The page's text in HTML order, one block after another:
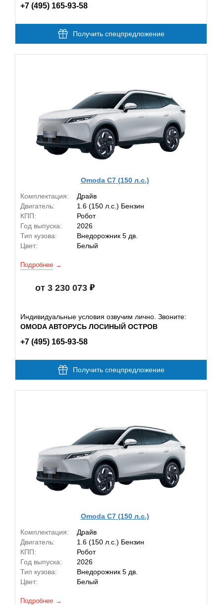
+7 (495) 165-93-58
Получить спецпредложение
Omoda C7 (150 л.с.)
Комплектация:
Драйв
Двигатель:
1.6 (150 л.с.) Бензин
КПП:
Робот
Год выпуска:
2026
Тип кузова:
Внедорожник 5 дв.
Цвет:
Белый
Подробнее
от 3 230 073
Индивидуальные условия озвучим лично. Звоните:
OMODA АВТОРУСЬ ЛОСИНЫЙ ОСТРОВ
+7 (495) 165-93-58
Получить спецпредложение
Omoda C7 (150 л.с.)
Комплектация:
Драйв
Двигатель:
1.6 (150 л.с.) Бензин
КПП:
Робот
Год выпуска:
2026
Тип кузова:
Внедорожник 5 дв.
Цвет:
Белый
Подробнее